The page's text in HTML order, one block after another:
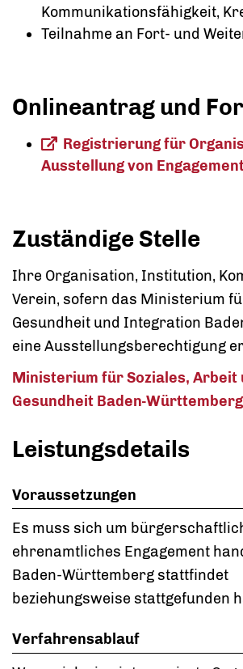
Kommunikationsfähigkeit,
Teilnahme an Fort- und
Onlineantrag und
Registrierung für
Ausstellung von
Zuständige Stelle
Ihre Organisation, Institution,
Verein, sofern das Ministerium
Gesundheit und Integration
eine Ausstellungsberechtigung
Ministerium für Soziales, Arbeit
Gesundheit Baden-Württemberg
Leistungsdetails
Voraussetzungen
Es muss sich um
ehrenamtliches Engagement
Baden-Württemberg stattfindet
beziehungsweise stattgefunden
Verfahrensablauf